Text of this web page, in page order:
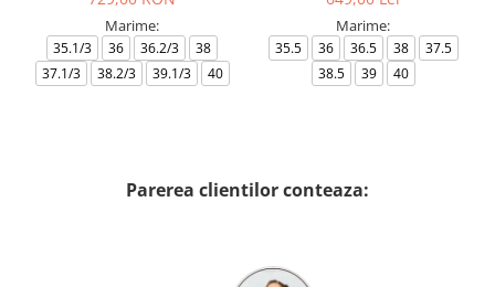
Marime:
35.1/3 36 36.2/3
38
37.1/3
38.2/3 39.1/3 40
Marime:
35.5 36 36.5 38
37.5
38.5
39 40
Parerea clientilor conteaza: